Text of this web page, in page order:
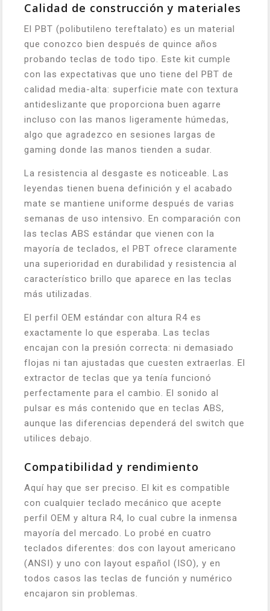
Calidad de construcción y materiales
El PBT (polibutileno tereftalato) es un material
que conozco bien después de quince años
probando teclas de todo tipo. Este kit cumple
con las expectativas que uno tiene del PBT de
calidad media-alta: superficie mate con textura
antideslizante que proporciona buen agarre
incluso con las manos ligeramente húmedas,
algo que agradezco en sesiones largas de
gaming donde las manos tienden a sudar.
La resistencia al desgaste es noticeable. Las
leyendas tienen buena definición y el acabado
mate se mantiene uniforme después de varias
semanas de uso intensivo. En comparación con
las teclas ABS estándar que vienen con la
mayoría de teclados, el PBT ofrece claramente
una superioridad en durabilidad y resistencia al
característico brillo que aparece en las teclas
más utilizadas.
El perfil OEM estándar con altura R4 es
exactamente lo que esperaba. Las teclas
encajan con la presión correcta: ni demasiado
flojas ni tan ajustadas que cuesten extraerlas. El
extractor de teclas que ya tenía funcionó
perfectamente para el cambio. El sonido al
pulsar es más contenido que en teclas ABS,
aunque las diferencias dependerá del switch que
utilices debajo.
Compatibilidad y rendimiento
Aquí hay que ser preciso. El kit es compatible
con cualquier teclado mecánico que acepte
perfil OEM y altura R4, lo cual cubre la inmensa
mayoría del mercado. Lo probé en cuatro
teclados diferentes: dos con layout americano
(ANSI) y uno con layout español (ISO), y en
todos casos las teclas de función y numérico
encajaron sin problemas.